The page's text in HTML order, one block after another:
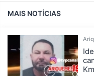
MAIS NOTÍCIAS